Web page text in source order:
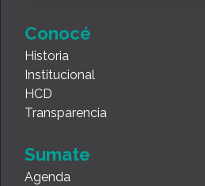
Conocé
Historia
Institucional
HCD
Transparencia
Sumate
Agenda